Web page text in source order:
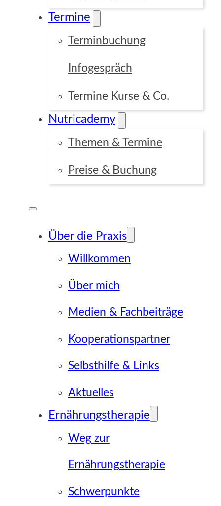
Termine
Terminbuchung
Infogespräch
Termine Kurse & Co.
Nutricademy
Themen & Termine
Preise & Buchung
Über die Praxis
Willkommen
Über mich
Medien & Fachbeiträge
Kooperationspartner
Selbsthilfe & Links
Aktuelles
Ernährungstherapie
Weg zur
Ernährungstherapie
Schwerpunkte